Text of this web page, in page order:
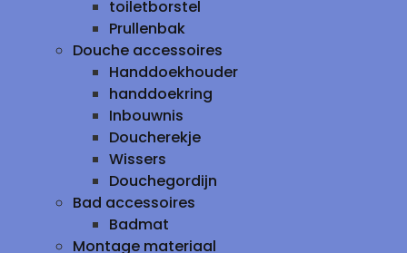
toiletborstel
Prullenbak
Douche accessoires
Handdoekhouder
handdoekring
Inbouwnis
Doucherekje
Wissers
Douchegordijn
Bad accessoires
Badmat
Montage materiaal